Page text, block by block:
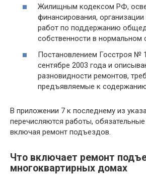
Жилищным кодексом РФ,
финансирования,
работ по поддержанию
собственности в нормальном
Постановлением Госстроя №
сентябре 2003 года и
разновидности ремонтов,
предъявляемые к
В приложении 7 к последнему из
перечисляются работы,
включая ремонт подъездов.
Что включает ремонт
многоквартирных домах